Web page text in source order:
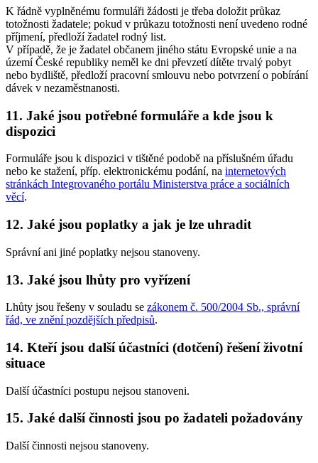
K řádně vyplněnému formuláři žádosti je třeba doložit průkaz
totožnosti žadatele; pokud v průkazu totožnosti není uvedeno rodné
příjmení, předloží žadatel rodný list.
V případě, že je žadatel občanem jiného státu Evropské unie a na
území České republiky neměl ke dni převzetí dítěte trvalý pobyt
nebo bydliště, předloží pracovní smlouvu nebo potvrzení o pobírání
dávek v nezaměstnanosti.
11. Jaké jsou potřebné formuláře a kde jsou k
dispozici
Formuláře jsou k dispozici v tištěné podobě na příslušném úřadu
nebo ke stažení, příp. elektronickému podání, na internetových
stránkách Integrovaného portálu Ministerstva práce a sociálních
věcí.
12. Jaké jsou poplatky a jak je lze uhradit
Správní ani jiné poplatky nejsou stanoveny.
13. Jaké jsou lhůty pro vyřízení
Lhůty jsou řešeny v souladu se zákonem č. 500/2004 Sb., správní
řád, ve znění pozdějších předpisů.
14. Kteří jsou další účastníci (dotčení) řešení životní
situace
Další účastníci postupu nejsou stanoveni.
15. Jaké další činnosti jsou po žadateli požadovány
Další činnosti nejsou stanoveny.